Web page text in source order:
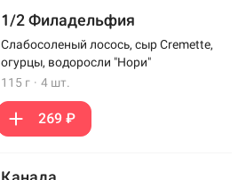
1/2 Филадельфия
Слабосоленый лосось, сыр Cremette,
огурцы, водоросли "Нори"
115 г · 4 шт.
269 ₽